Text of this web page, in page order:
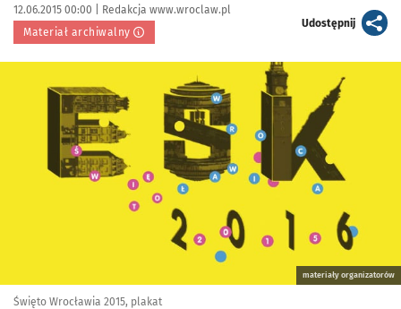
Data publikacji:
12.06.2015 00:00 | Autor:
Redakcja www.wroclaw.pl
Materiał archiwalny
Udostępnijartykuł
materiały organizatorów
Święto Wrocławia 2015, plakat